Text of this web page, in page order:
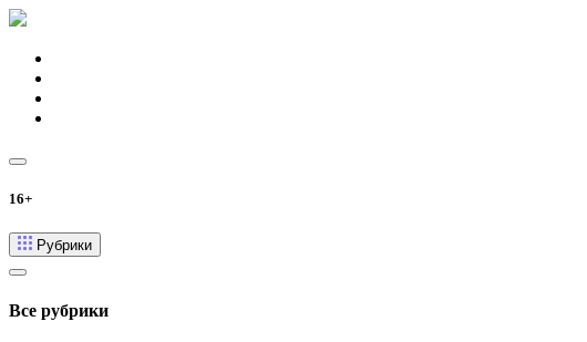
16+
Рубрики
Все рубрики